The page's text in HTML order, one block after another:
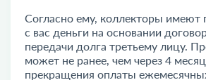
Согласно ему, коллекторы имеют
с вас деньги на основании
передачи долга третьему лицу.
может не ранее, чем через 4
прекращения оплаты